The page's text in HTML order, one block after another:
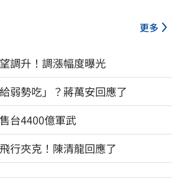
更多
調升！調漲幅度曝光
弱勢吃」？蔣萬安回應了
台4400億軍武
行夾克！陳清龍回應了